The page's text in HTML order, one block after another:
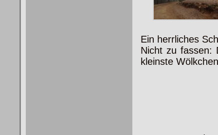
Ein herrliches
Nicht zu fassen:
kleinste